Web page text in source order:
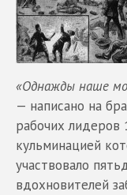
«Однажды наше
— написано на
рабочих лидеров
кульминацией
участвовало
вдохновителей